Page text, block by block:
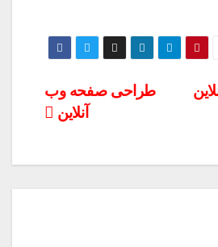
طراحی صفحه وب
آنلاین